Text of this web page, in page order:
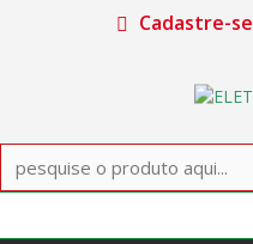
Cadastre-se